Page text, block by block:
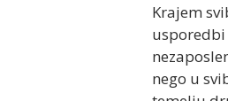
Krajem
usporedbi
nego u